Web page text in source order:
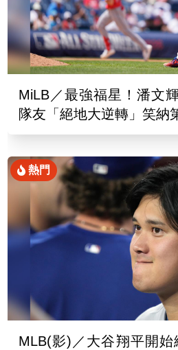
MiLB／最強福星！潘文
隊友「絕地大逆轉」笑納
熱門
MLB(影)／大谷翔平開